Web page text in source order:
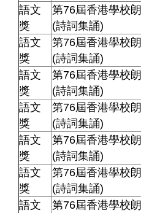
語文
獎
第76屆香港學校
(詩詞集誦)
語文
獎
第76屆香港學校
(詩詞集誦)
語文
獎
第76屆香港學校
(詩詞集誦)
語文
獎
第76屆香港學校
(詩詞集誦)
語文
獎
第76屆香港學校
(詩詞集誦)
語文
獎
第76屆香港學校
(詩詞集誦)
語文
第76屆香港學校